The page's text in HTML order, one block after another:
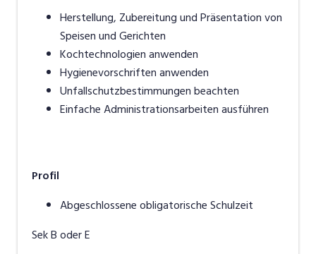
Sicherheit, Rettung, Polizei, Zoll
Verkauf, Handel, Kundenberatung,
Aussendienst
Herstellung, Zubereitung und Präsentation von
Speisen und Gerichten
Kochtechnologien anwenden
Hygienevorschriften anwenden
Unfallschutzbestimmungen beachten
Einfache Administrationsarbeiten ausführen
Profil
Abgeschlossene obligatorische Schulzeit
Sek B oder E